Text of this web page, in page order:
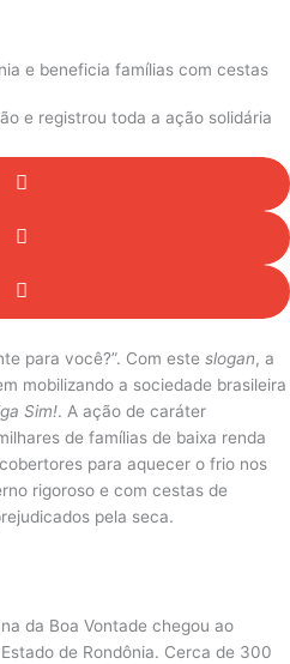
e beneficia famílias com cestas
e registrou toda a ação solidária
para você?”. Com este slogan, a
mobilizando a sociedade brasileira
Sim!. A ação de caráter
de famílias de baixa renda
para aquecer o frio nos
rigoroso e com cestas de
pela seca.
da Boa Vontade chegou ao
de Rondônia. Cerca de 300